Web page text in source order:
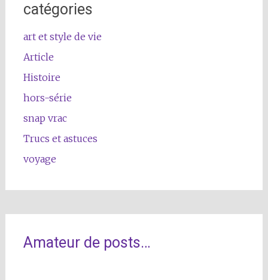
catégories
art et style de vie
Article
Histoire
hors-série
snap vrac
Trucs et astuces
voyage
Amateur de posts…